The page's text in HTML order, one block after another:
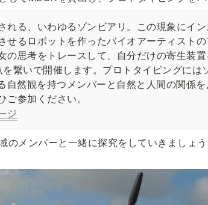
れる、いわゆるゾンビアリ。この現象にイ
せるロボットを作ったバイオアーティスト
の思考をトレースして、自分だけの寄生装
繋いで開催します。プロトタイピングには
自然観を持つメンバーと自然と人間の関係
参加ください。
ジ
のメンバーと一緒に探究をしていきましょ